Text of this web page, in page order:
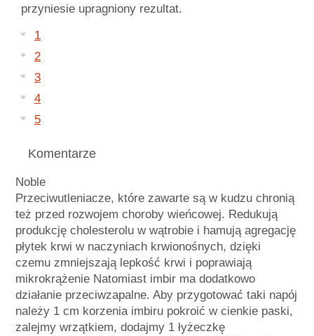
przyniesie upragniony rezultat.
1
2
3
4
5
Komentarze
Noble
Przeciwutleniacze, które zawarte są w kudzu chronią
też przed rozwojem choroby wieńcowej. Redukują
produkcję cholesterolu w wątrobie i hamują agregację
płytek krwi w naczyniach krwionośnych, dzięki
czemu zmniejszają lepkość krwi i poprawiają
mikrokrążenie Natomiast imbir ma dodatkowo
działanie przeciwzapalne. Aby przygotować taki napój
należy 1 cm korzenia imbiru pokroić w cienkie paski,
zalejmy wrzątkiem, dodajmy 1 łyżeczkę